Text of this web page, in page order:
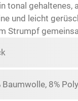
tonal
und leicht
Strumpf
Baumwolle, 8%